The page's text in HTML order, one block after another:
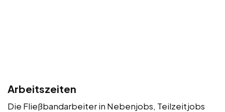
Arbeitszeiten
Die Fließbandarbeiter in Nebenjobs, Teilzeitjobs